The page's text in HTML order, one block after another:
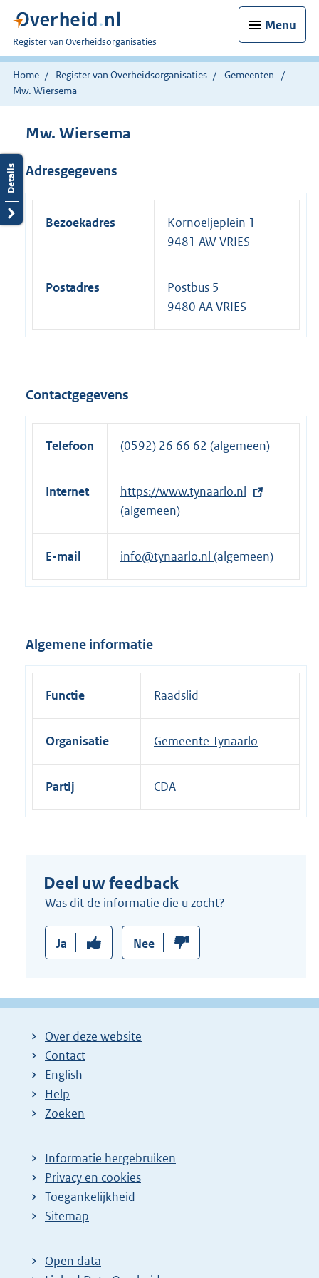
Menu
U
bent
nu
hier:
Register van Overheidsorganisaties
Home Register van Overheidsorganisaties
Gemeenten
Mw. Wiersema
Mw. Wiersema
Adresgegevens
Bezoekadres
Kornoeljeplein 1
9481 AW VRIES
Postadres
Postbus 5
9480 AA VRIES
Contactgegevens
Telefoon (0592) 26 66 62 (algemeen)
Internet
E
x
t
e
n
i
n
https://www.tynaarlo.nl
(algemeen)
E-mail info@tynaarlo.nl (algemeen)
Algemene informatie
Functie Raadslid
Organisatie Gemeente Tynaarlo
Partij CDA
Deel uw feedback
Was dit de informatie die u zocht?
Ja Nee
Over deze website
Contact
English
Help
Zoeken
Informatie hergebruiken
Privacy en cookies
Toegankelijkheid
Sitemap
Open data